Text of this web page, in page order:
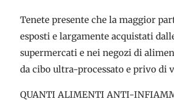
Tenete presente che la maggior
esposti e largamente acquistati
supermercati e nei negozi di
da cibo ultra-processato e privo di
QUANTI ALIMENTI ANTI-